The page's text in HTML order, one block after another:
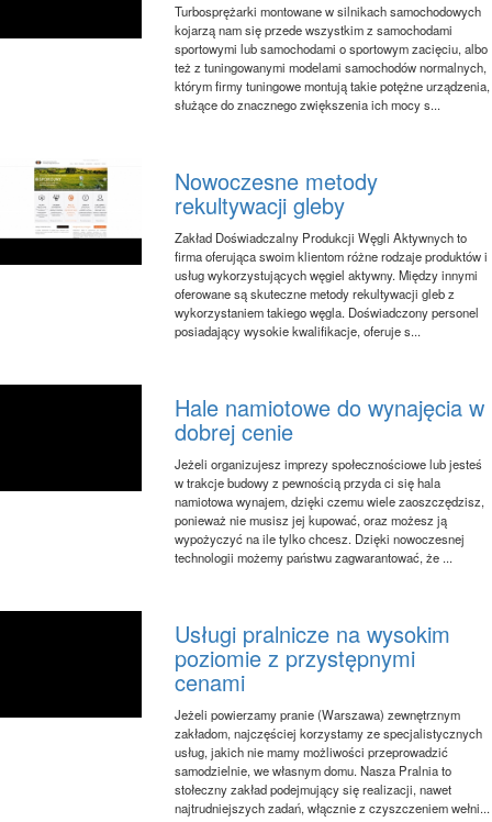
Turbosprężarki montowane w silnikach samochodowych
kojarzą nam się przede wszystkim z samochodami
sportowymi lub samochodami o sportowym zacięciu, albo
też z tuningowanymi modelami samochodów normalnych,
którym firmy tuningowe montują takie potężne urządzenia,
służące do znacznego zwiększenia ich mocy s...
Nowoczesne metody
rekultywacji gleby
Zakład Doświadczalny Produkcji Węgli Aktywnych to
firma oferująca swoim klientom różne rodzaje produktów i
usług wykorzystujących węgiel aktywny. Między innymi
oferowane są skuteczne metody rekultywacji gleb z
wykorzystaniem takiego węgla. Doświadczony personel
posiadający wysokie kwalifikacje, oferuje s...
Hale namiotowe do wynajęcia w
dobrej cenie
Jeżeli organizujesz imprezy społecznościowe lub jesteś
w trakcje budowy z pewnością przyda ci się hala
namiotowa wynajem, dzięki czemu wiele zaoszczędzisz,
ponieważ nie musisz jej kupować, oraz możesz ją
wypożyczyć na ile tylko chcesz. Dzięki nowoczesnej
technologii możemy państwu zagwarantować, że ...
Usługi pralnicze na wysokim
poziomie z przystępnymi
cenami
Jeżeli powierzamy pranie (Warszawa) zewnętrznym
zakładom, najczęściej korzystamy ze specjalistycznych
usług, jakich nie mamy możliwości przeprowadzić
samodzielnie, we własnym domu. Nasza Pralnia to
stołeczny zakład podejmujący się realizacji, nawet
najtrudniejszych zadań, włącznie z czyszczeniem wełni...